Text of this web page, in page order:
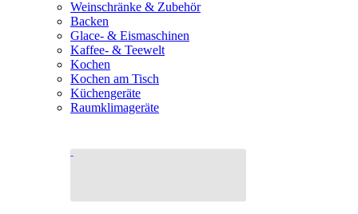
Weinschränke & Zubehör
Backen
Glace- & Eismaschinen
Kaffee- & Teewelt
Kochen
Kochen am Tisch
Küchengeräte
Raumklimageräte